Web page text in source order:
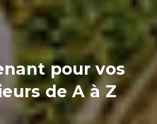
pour vos
de A à Z